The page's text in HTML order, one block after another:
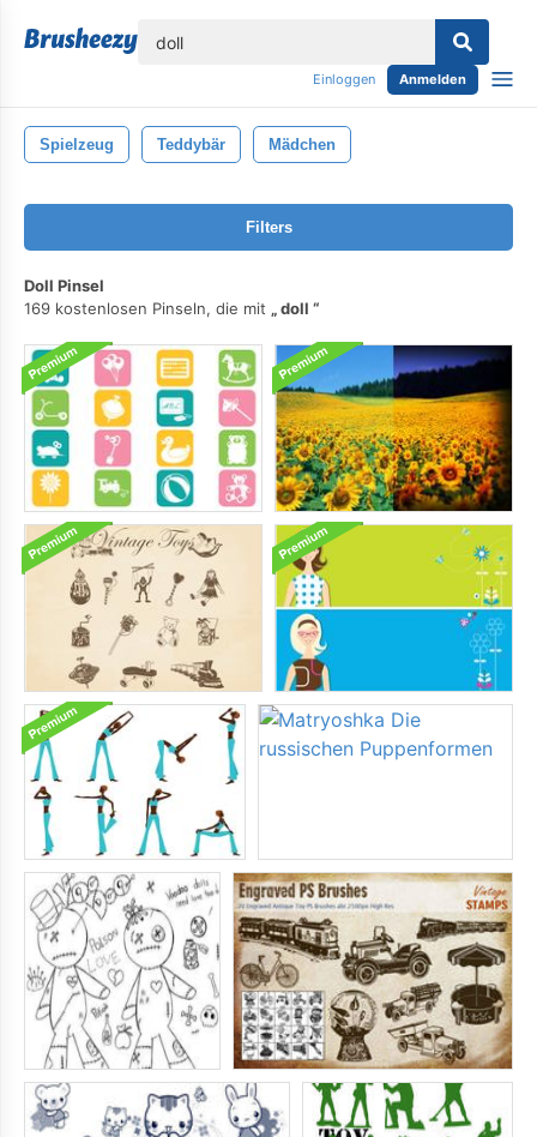
Einloggen Anmelden
Spielzeug Teddybär Mädchen
Filters
Doll Pinsel
169 kostenlosen Pinseln, die mit
doll